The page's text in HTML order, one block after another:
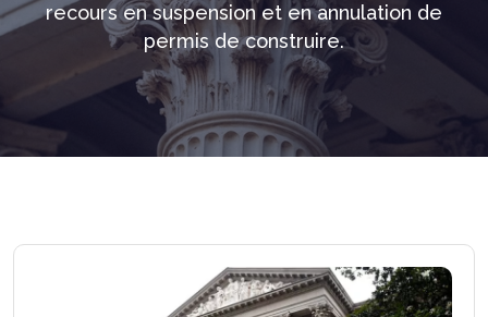
recours en suspension et en annulation de
permis de construire.